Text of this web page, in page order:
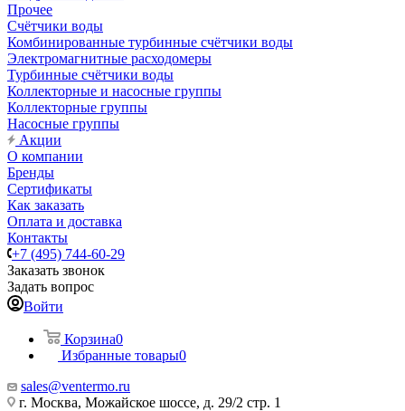
Прочее
Счётчики воды
Комбинированные турбинные счётчики воды
Электромагнитные расходомеры
Турбинные счётчики воды
Коллекторные и насосные группы
Коллекторные группы
Насосные группы
Акции
О компании
Бренды
Сертификаты
Как заказать
Оплата и доставка
Контакты
+7 (495) 744-60-29
Заказать звонок
Задать вопрос
Войти
Корзина0
Избранные товары0
sales@ventermo.ru
г. Москва, Можайское шоссе, д. 29/2 стр. 1